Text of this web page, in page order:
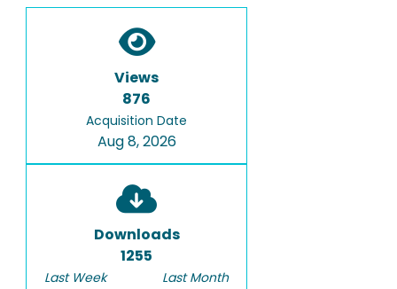
Views
876
Acquisition Date
Aug 8, 2026
Downloads
1255
Last Week
Last Month